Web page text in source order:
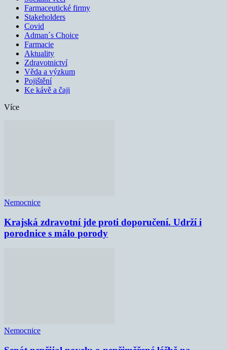
Farmaceutické firmy
Stakeholders
Covid
Adman´s Choice
Farmacie
Aktuality
Zdravotnictví
Věda a výzkum
Pojištění
Ke kávě a čaji
Více
Nemocnice
Krajská zdravotní jde proti doporučení. Udrží i
porodnice s málo porody
Nemocnice